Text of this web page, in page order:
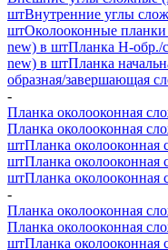
штВнутренние углы
штОколооконные
new) в штПланка H-
new) в штПланка
образная/завершающая
-
Планка околооконная
Планка околооконная
штПланка околооконная
штПланка околооконная
штПланка околооконная
-
Планка околооконная
Планка околооконная
штПланка околооконная